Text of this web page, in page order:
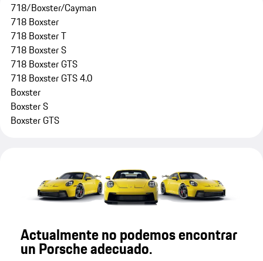
718/Boxster/Cayman
718 Boxster
718 Boxster T
718 Boxster S
718 Boxster GTS
718 Boxster GTS 4.0
Boxster
Boxster S
Boxster GTS
Actualmente no podemos encontrar
un Porsche adecuado.